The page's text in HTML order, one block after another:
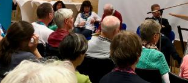
Vorstand des BKRG, Gau-Bischofsheim Prof. Dr. Sabine
Sajak, Religionspädagoge, Münster Moderation: Magnus Lux,
Renate Luis, […]